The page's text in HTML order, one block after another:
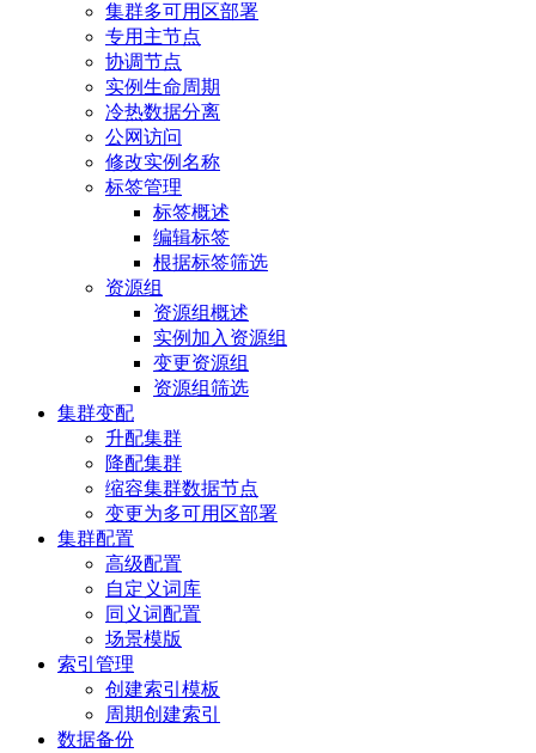
集群多可用区部署
专用主节点
协调节点
实例生命周期
冷热数据分离
公网访问
修改实例名称
标签管理
标签概述
编辑标签
根据标签筛选
资源组
资源组概述
实例加入资源组
变更资源组
资源组筛选
集群变配
升配集群
降配集群
缩容集群数据节点
变更为多可用区部署
集群配置
高级配置
自定义词库
同义词配置
场景模版
索引管理
创建索引模板
周期创建索引
数据备份